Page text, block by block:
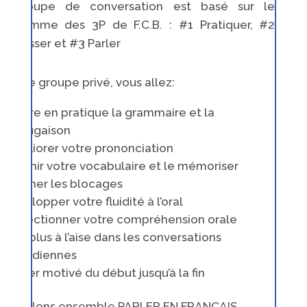
groupe de conversation est basé sur le
des 3P de F.C.B. : #1 Pratiquer, #2
et #3 Parler
ce groupe privé, vous allez:
Mettre en pratique la grammaire et la
conjugaison
Améliorer votre prononciation
Enrichir votre vocabulaire et le mémoriser
Éliminer les blocages
Développer votre fluidité à l’oral
Perfectionner votre compréhension orale
Être plus à l’aise dans les conversations
quotidiennes
Rester motivé du début jusqu’à la fin